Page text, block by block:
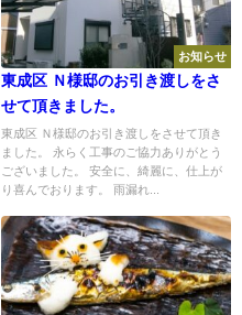
お知らせ
東成区 Ｎ様邸のお引き渡しをさ
せて頂きました。
東成区 Ｎ様邸のお引き渡しをさせて頂き
ました。 永らく工事のご協力ありがとう
ございました。 安全に、綺麗に、仕上が
り喜んでおります。 雨漏れ...